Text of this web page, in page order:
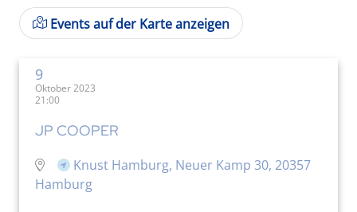
Events auf der Karte anzeigen
9
Oktober 2023
21:00
JP COOPER
Knust Hamburg, Neuer Kamp 30, 20357
Hamburg